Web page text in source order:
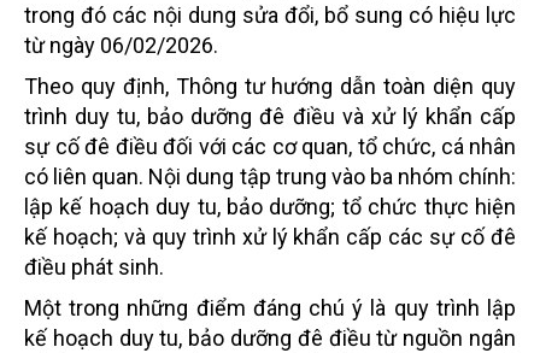
trong đó các nội dung sửa đổi, bổ sung có hiệu lực
từ ngày 06/02/2026.
Theo quy định, Thông tư hướng dẫn toàn diện quy
trình duy tu, bảo dưỡng đê điều và xử lý khẩn cấp
sự cố đê điều đối với các cơ quan, tổ chức, cá nhân
có liên quan. Nội dung tập trung vào ba nhóm chính:
lập kế hoạch duy tu, bảo dưỡng; tổ chức thực hiện
kế hoạch; và quy trình xử lý khẩn cấp các sự cố đê
điều phát sinh.
Một trong những điểm đáng chú ý là quy trình lập
kế hoạch duy tu, bảo dưỡng đê điều từ nguồn ngân